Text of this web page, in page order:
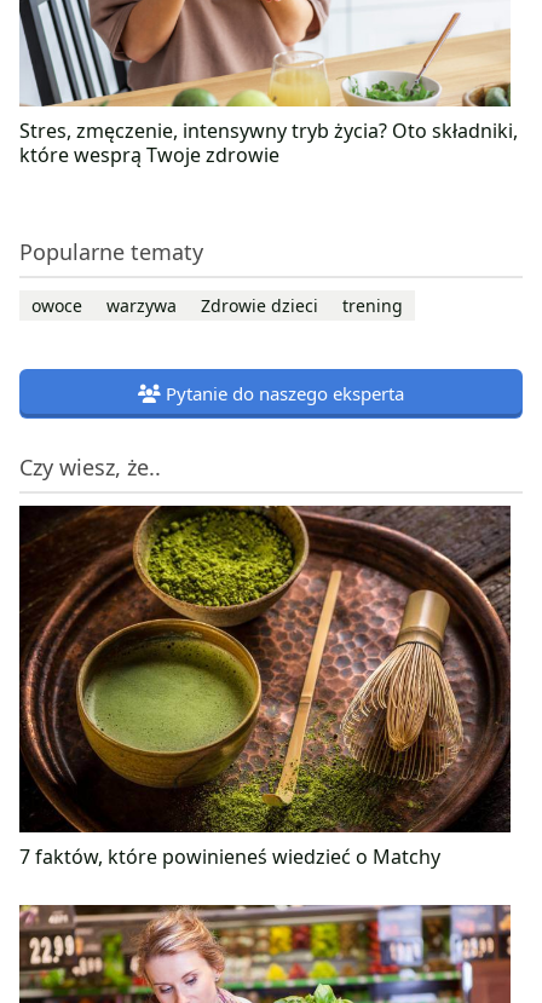
Stres, zmęczenie, intensywny tryb życia? Oto składniki,
które wesprą Twoje zdrowie
Popularne tematy
owoce warzywa Zdrowie dzieci trening
Pytanie do naszego eksperta
Czy wiesz, że..
7 faktów, które powinieneś wiedzieć o Matchy